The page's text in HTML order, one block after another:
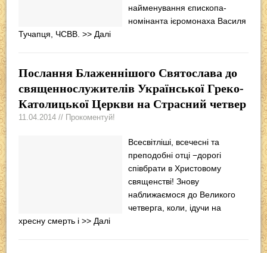
найменування єпископа-
номінанта ієромонаха Василя
Тучапця, ЧСВВ.>> Далі
Послання Блаженнішого Святослава до
священнослужителів Української Греко-
Католицької Церкви на Страсний четвер
11.04.2014 // Прокоментуй!
Всесвітліші, всечесні та
преподобні отці −дорогі
співбрати в Христовому
священстві! Знову
наближаємося до Великого
четверга, коли, ідучи на
хресну смерть і>> Далі